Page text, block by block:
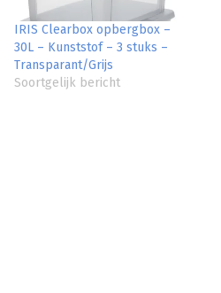
IRIS Clearbox opbergbox –
30L – Kunststof – 3 stuks –
Transparant/Grijs
Soortgelijk bericht